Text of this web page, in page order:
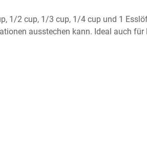
1/2 cup, 1/3 cup, 1/4 cup und 1
ausstechen kann. Ideal auch für